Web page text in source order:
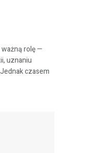
ważną rolę —
uznaniu
czasem